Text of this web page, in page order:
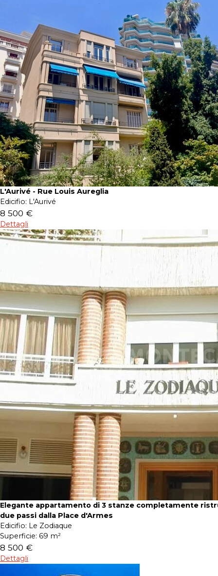
L'Aurivé - Rue Louis Aureglia
Edicifio: L'Aurivé
8 500 €
Dettagli
Elegante appartamento di 3 stanze completamente
due passi dalla Place d'Armes
Edicifio: Le Zodiaque
Superficie: 69 m²
8 500 €
Dettagli